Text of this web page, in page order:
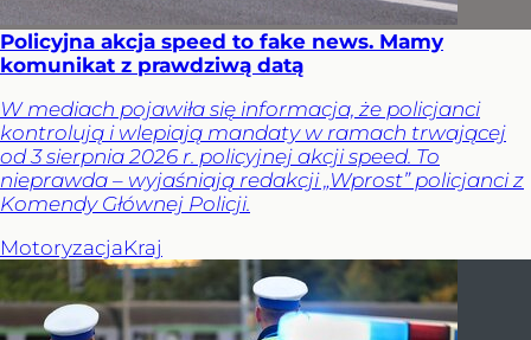
Policyjna akcja speed to fake news. Mamy
komunikat z prawdziwą datą
W mediach pojawiła się informacja, że policjanci
kontrolują i wlepiają mandaty w ramach trwającej
od 3 sierpnia 2026 r. policyjnej akcji speed. To
nieprawda – wyjaśniają redakcji „Wprost” policjanci z
Komendy Głównej Policji.
MotoryzacjaKraj